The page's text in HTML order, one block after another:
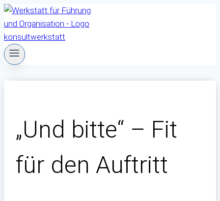
Zum
Inhalt
springen
„Und bitte“ – Fit
für den Auftritt